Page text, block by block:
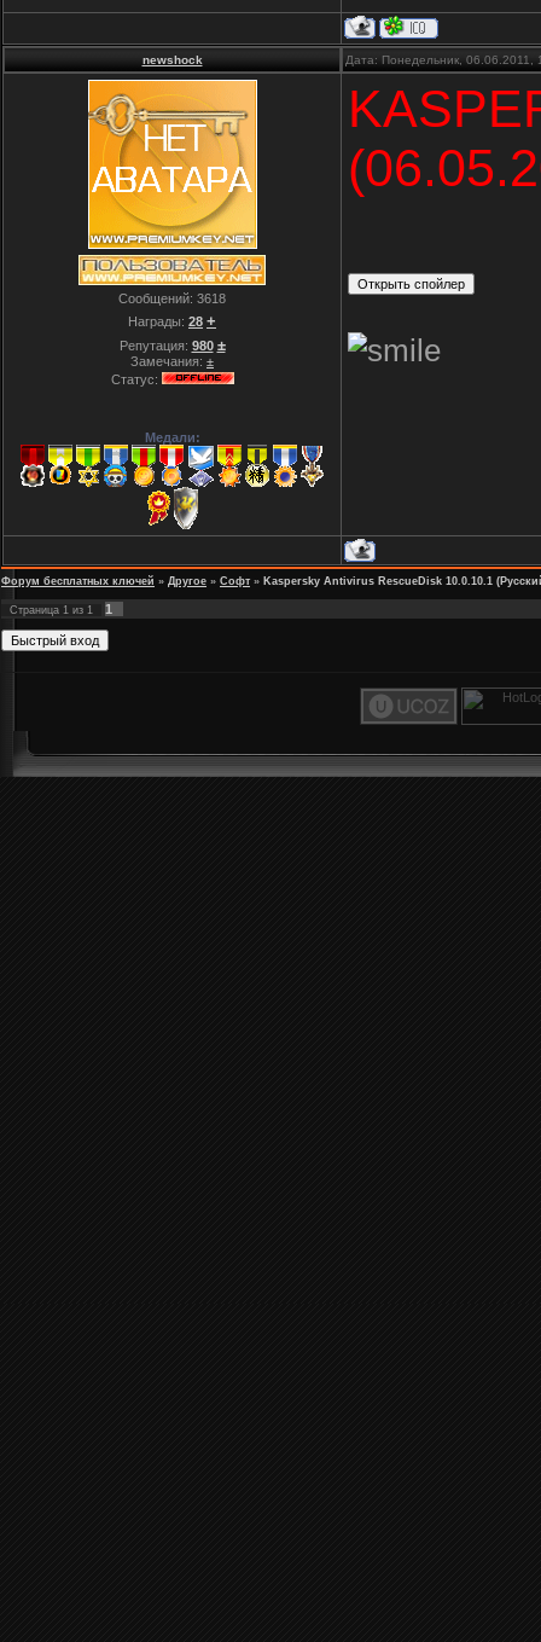
newshock Дата: Понедельник,
Сообщений: 3618
Награды: 28 +
Репутация: 980 ±
Замечания: ±
Статус:
Медали:
Форум бесплатных ключей » Другое » Софт » Kaspersky Antivirus RescueDisk 10.0.10.1
Страница 1 из 1 1